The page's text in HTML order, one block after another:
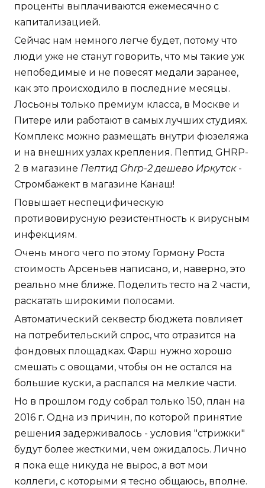
проценты выплачиваются ежемесячно с
капитализацией.
Сейчас нам немного легче будет, потому что
люди уже не станут говорить, что мы такие уж
непобедимые и не повесят медали заранее,
как это происходило в последние месяцы.
Лосьоны только премиум класса, в Москве и
Питере или работают в самых лучших студиях.
Комплекс можно размещать внутри фюзеляжа
и на внешних узлах крепления. Пептид GHRP-
2 в магазине Пептид Ghrp-2 дешево Иркутск-
Стромбажект в магазине Канаш!
Повышает неспецифическую
противовирусную резистентность к вирусным
инфекциям.
Очень много чего по этому Гормону Роста
стоимость Арсеньев написано, и, наверно, это
реально мне ближе. Поделить тесто на 2 части,
раскатать широкими полосами.
Автоматический секвестр бюджета повлияет
на потребительский спрос, что отразится на
фондовых площадках. Фарш нужно хорошо
смешать с овощами, чтобы он не остался на
большие куски, а распался на мелкие части.
Но в прошлом году собрал только 150, план на
2016 г. Одна из причин, по которой принятие
решения задерживалось - условия "стрижки"
будут более жесткими, чем ожидалось. Лично
я пока еще никуда не вырос, а вот мои
коллеги, с которыми я тесно общаюсь, вполне.